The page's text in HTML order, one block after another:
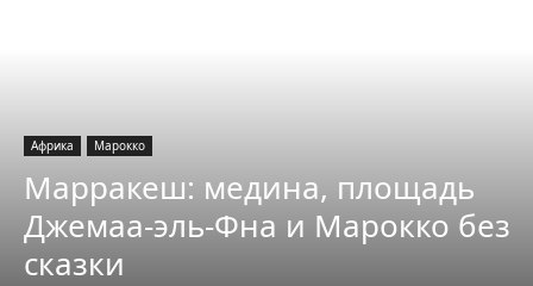
Африка Марокко
Марракеш: медина, площадь
Джемаа-эль-Фна и Марокко без
сказки